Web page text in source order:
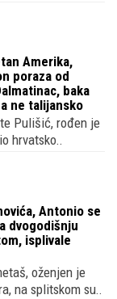
Amerika,
poraza od
baka
ne talijansko
Pulišić, rođen je
hrvatsko..
Antonio se
dvogodišnju
isplivale
oženjen je
na splitskom su..